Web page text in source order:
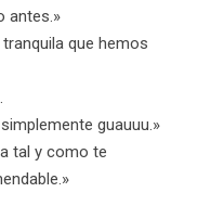
antes.»
que hemos
guauuu.»
tal y como te